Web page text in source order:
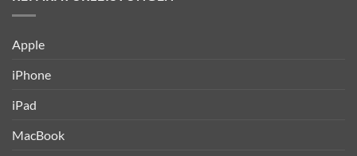
Apple
iPhone
iPad
MacBook